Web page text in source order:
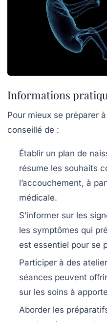
Informations
Pour mieux se préparer
conseillé de :
Établir un plan de
résume les souhaits
l’accouchement, à
médicale.
S’informer sur les
les symptômes qui
est essentiel pour se
Participer à des
séances peuvent
sur les soins à
Aborder les